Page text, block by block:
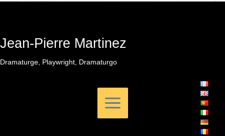
Ir
Jean-Pierre Martinez
Dramaturge, Playwright, Dramaturgo